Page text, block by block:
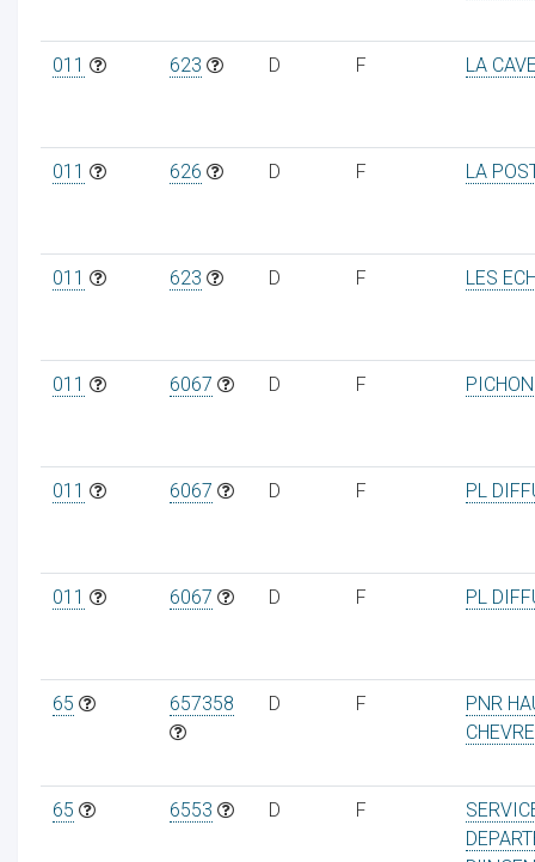
011 623 D F LA
011 626 D F LA
011 623 D F LES
011 6067 D F
011 6067 D F PL
011 6067 D F PL
65 657358 D F
PNR
65 6553 D F